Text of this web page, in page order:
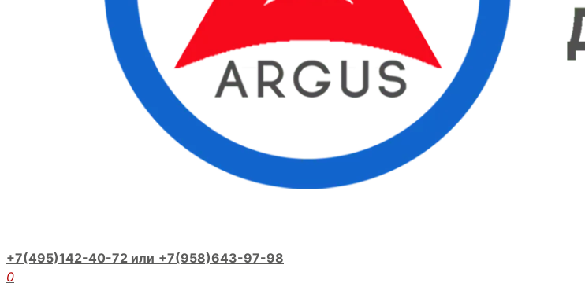
+7(495)142-40-72 или +7(958)643-97-98
0